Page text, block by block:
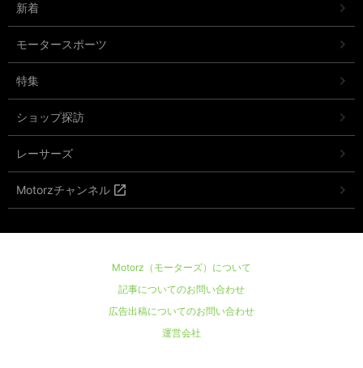
新着
モータースポーツ
特集
ショップ探訪
レーサーズ
Motorzチャンネル
Motorz（モーターズ）について
記事についてのお問い合わせ
広告出稿についてのお問い合わせ
運営会社